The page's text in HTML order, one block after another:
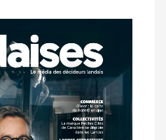
aux
abonnés